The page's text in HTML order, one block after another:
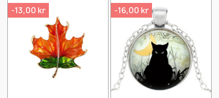
-13,00 kr -16,00 kr